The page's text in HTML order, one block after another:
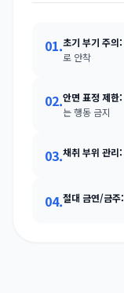
01.초기 부기 주의:
로 안착
02.안면 표정 제한:
는 행동 금지
03.채취 부위 관리:
04.절대 금연/금주: